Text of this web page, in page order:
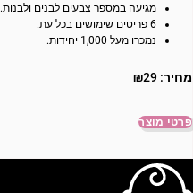
מגיעה במספר צבעים לבנים ולבנות.
6 פריטים שימושים בכל עת.
נמכרו מעל 1,000 יחידות.
מחיר: ₪29
פרטי מוצר